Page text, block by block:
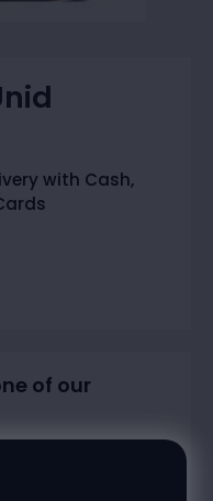
with Cash,
of our